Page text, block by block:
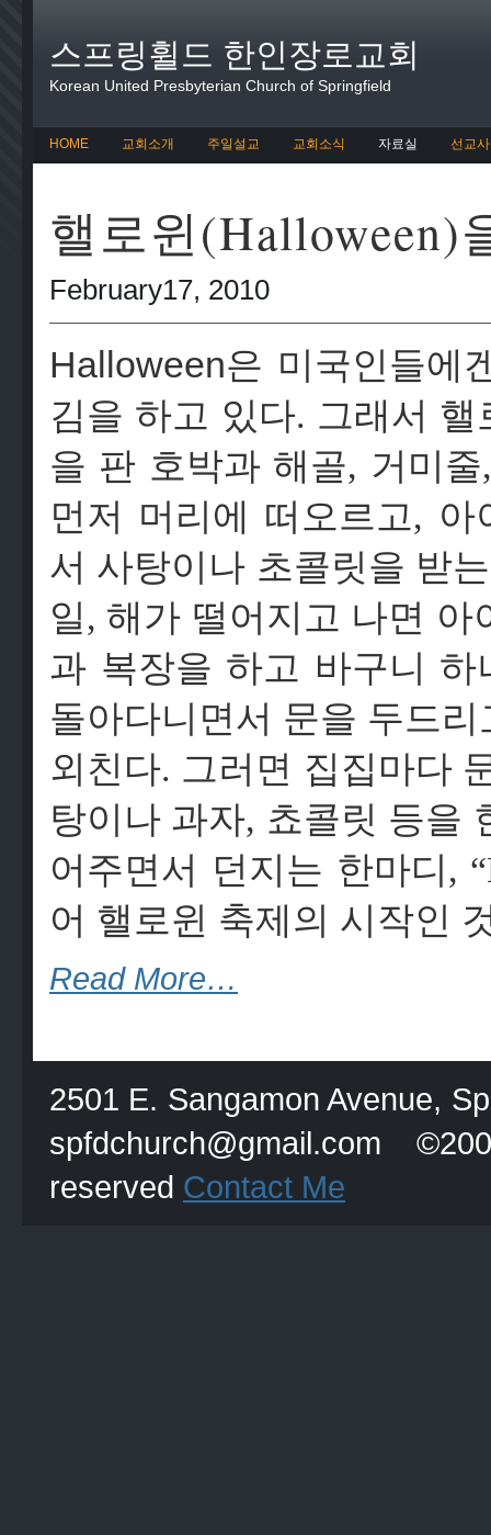
스프링휠드 한인장로교회
Korean United Presbyterian Church of Springfield
HOME 교회소개 주일설교 교회소식 자료실 선교
핼로윈(Halloween)
February17, 2010
Halloween은 미국인들에
김을 하고 있다. 그래서
을 판 호박과 해골, 거미
먼저 머리에 떠오르고,
서 사탕이나 초콜릿을 받
일, 해가 떨어지고 나면
과 복장을 하고 바구니
돌아다니면서 문을 두드리
외친다. 그러면 집집마다
탕이나 과자, 쵸콜릿 등을
어주면서 던지는 한마디,
어 핼로윈 축제의 시작인
Read More…
2501 E. Sangamon Avenue,
spfdchurch@gmail.com
reserved Contact Me